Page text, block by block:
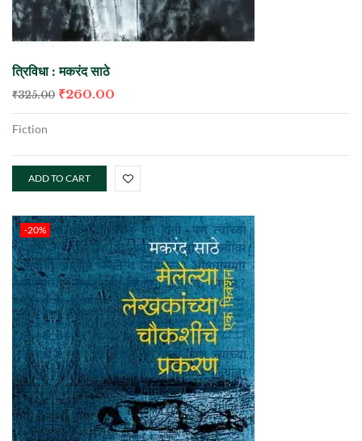
त्रिविधा : मकरंद साठे
₹325.00 ₹260.00
Fiction
ADD TO CART
-20%